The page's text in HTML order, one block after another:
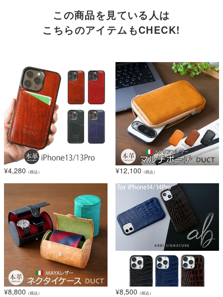
この商品を見ている人は
こちらのアイテムもCHECK!
¥4,280 （税込） ¥12,100 （税込）
¥8,800 （税込） ¥8,500 （税込）